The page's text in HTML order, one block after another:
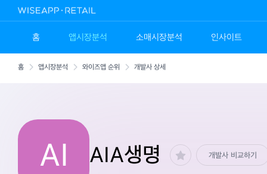
홈 앱시장분석 소매시장분석 인사이트
홈 앱시장분석 와이즈앱 순위 개발사 상세
AI AIA생명 개발사 비교하기